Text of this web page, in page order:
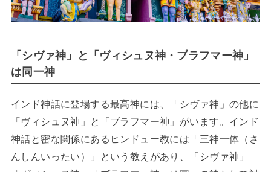
「シヴァ神」と「ヴィシュヌ神・ブラフマー神」
は同一神
インド神話に登場する最高神には、「シヴァ神」の他に
「ヴィシュヌ神」と「ブラフマー神」がいます。インド
神話と密な関係にあるヒンドュー教には「三神一体（さ
んしんいったい）」という教えがあり、「シヴァ神」